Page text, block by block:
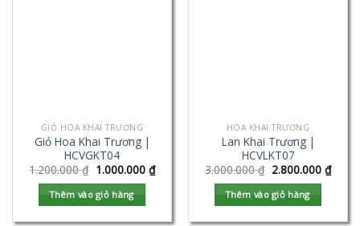
GIỎ HOA KHAI TRƯƠNG
Giỏ Hoa Khai Trương |
HCVGKT04
1.200.000₫ 1.000.000 ₫
Thêm vào giỏ hàng
HOA KHAI TRƯƠNG
Lan Khai Trương |
HCVLKT07
3.000.000₫ 2.800.000 ₫
Thêm vào giỏ hàng